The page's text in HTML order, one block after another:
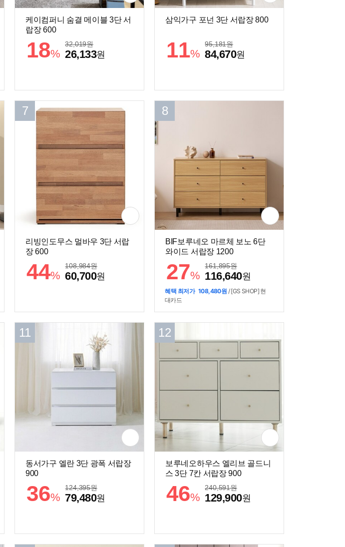
케이컴퍼니 숨결 메이블 3단 서
랍장 600
18%
32,019원
26,133원
삼익가구 포넌 3단 서랍장 800
11%
95,181원
84,670원
7
리빙인도무스 멀바우 3단 서랍
장 600
44%
108,984원
60,700원
8
BIF보루네오 마르체 보노 6단
와이드 서랍장 1200
27%
161,895원
116,640원
혜택 최저가 108,480원 / [GS SHOP] 현
대카드
11
동서가구 엘란 3단 광폭 서랍장
900
36%
124,395원
79,480원
12
보루네오하우스 엘리브 골드니
스 3단 7칸 서랍장 900
46%
240,591원
129,900원